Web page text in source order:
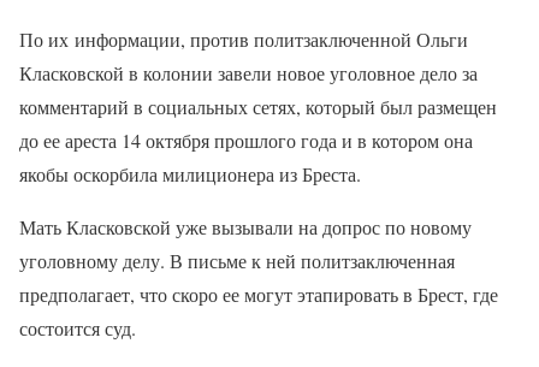
По их информации, против политзаключенной Ольги
Класковской в колонии завели новое уголовное дело за
комментарий в социальных сетях, который был размещен
до ее ареста 14 октября прошлого года и в котором она
якобы оскорбила милиционера из Бреста.
Мать Класковской уже вызывали на допрос по новому
уголовному делу. В письме к ней политзаключенная
предполагает, что скоро ее могут этапировать в Брест, где
состоится суд.